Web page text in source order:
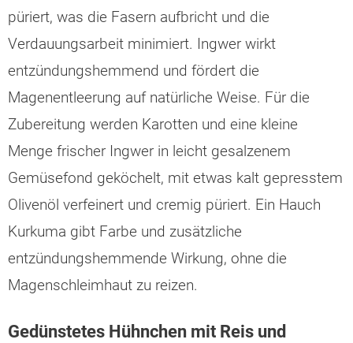
püriert, was die Fasern aufbricht und die
Verdauungsarbeit minimiert. Ingwer wirkt
entzündungshemmend und fördert die
Magenentleerung auf natürliche Weise. Für die
Zubereitung werden Karotten und eine kleine
Menge frischer Ingwer in leicht gesalzenem
Gemüsefond geköchelt, mit etwas kalt gepresstem
Olivenöl verfeinert und cremig püriert. Ein Hauch
Kurkuma gibt Farbe und zusätzliche
entzündungshemmende Wirkung, ohne die
Magenschleimhaut zu reizen.
Gedünstetes Hühnchen mit Reis und